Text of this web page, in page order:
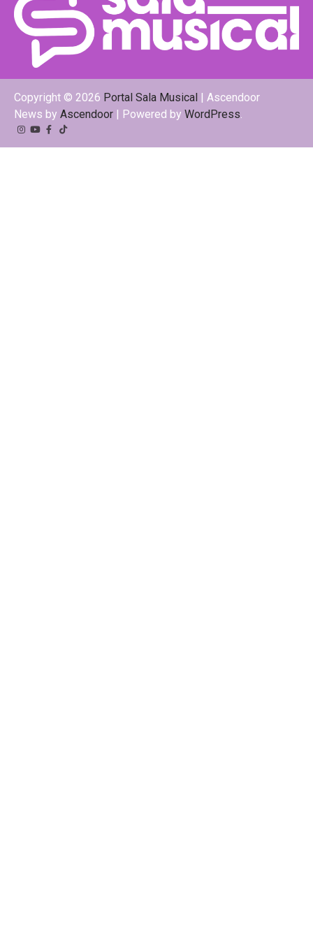
Copyright © 2026 Portal Sala Musical
| Ascendoor
News by Ascendoor | Powered by WordPress.
Instagram
YouTube
Facebook
Tiktok